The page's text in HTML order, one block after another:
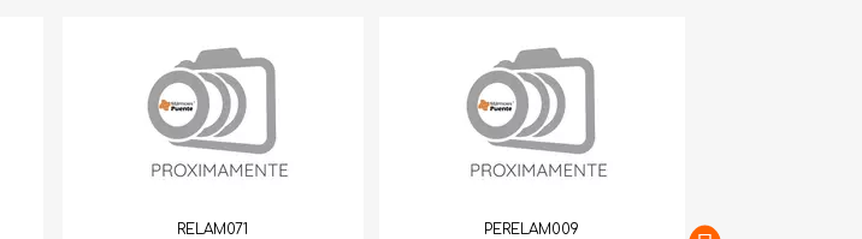
RELAM071
PERELAM009